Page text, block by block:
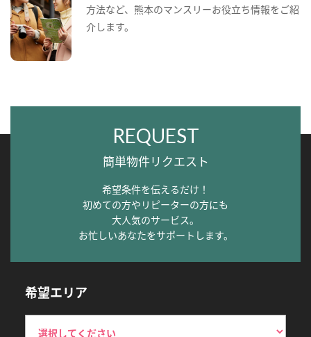
方法など、熊本のマンスリーお役立ち情報をご紹
介します。
REQUEST
簡単物件リクエスト
希望条件を伝えるだけ！
初めての方やリピーターの方にも
大人気のサービス。
お忙しいあなたをサポートします。
希望エリア